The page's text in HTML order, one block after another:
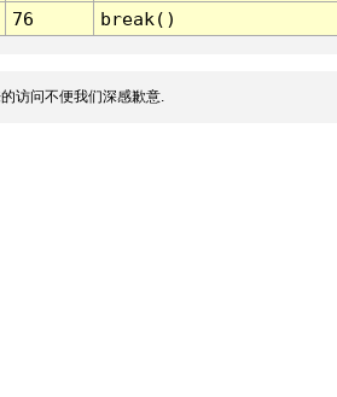
76 break()
访问不便我们深感歉意.